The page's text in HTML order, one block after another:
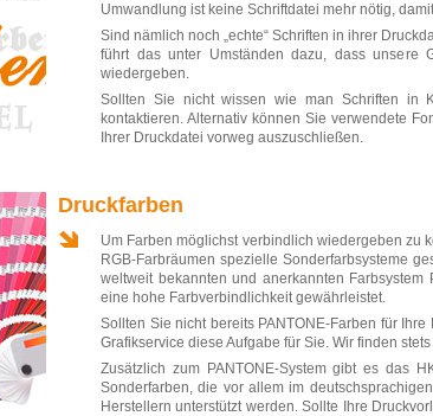
Umwandlung ist keine Schriftdatei mehr nötig,
Sind nämlich noch „echte“ Schriften in ihrer
führt das unter Umständen dazu, dass unsere
wiedergeben.
Sollten Sie nicht wissen wie man Schriften in
kontaktieren. Alternativ können Sie verwendete
Ihrer Druckdatei vorweg auszuschließen.
Druckfarben
Um Farben möglichst verbindlich wiedergeben zu
RGB-Farbräumen spezielle Sonderfarbsysteme
weltweit bekannten und anerkannten Farbsystem
eine hohe Farbverbindlichkeit gewährleistet.
Sollten Sie nicht bereits PANTONE-Farben für
Grafikservice diese Aufgabe für Sie. Wir finden
Zusätzlich zum PANTONE-System gibt es das
Sonderfarben, die vor allem im
Herstellern unterstützt werden. Sollte Ihre